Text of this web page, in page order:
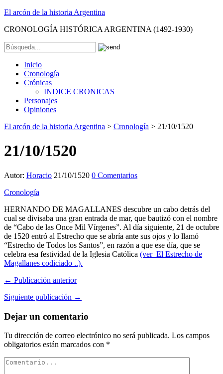
El arcón de la historia Argentina
CRONOLOGÍA HISTÓRICA ARGENTINA (1492-1930)
Inicio
Cronología
Crónicas
INDICE CRONICAS
Personajes
Opiniones
El arcón de la historia Argentina > Cronología > 21/10/1520
21/10/1520
Autor: Horacio 21/10/1520 0 Comentarios
Cronología
HERNANDO DE MAGALLANES descubre un cabo detrás del
cual se divisaba una gran entrada de mar, que bautizó con el nombre
de “Cabo de las Once Mil Vírgenes”. Al día siguiente, 21 de octubre
de 1520 entró al Estrecho que se abría ante sus ojos y lo llamó
“Estrecho de Todos los Santos”, en razón a que ese día, que se
celebra esa festividad de la Iglesia Católica (ver El Estrecho de
Magallanes codiciado ..).
← Publicación anterior
Siguiente publicación →
Dejar un comentario
Tu dirección de correo electrónico no será publicada. Los campos
obligatorios están marcados con *